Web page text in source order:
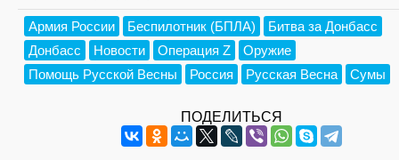
Армия России Беспилотник (БПЛА)
Битва за Донбасс
Донбасс
Новости Операция Z
Оружие
Помощь Русской Весны
Россия Русская Весна Сумы
ПОДЕЛИТЬСЯ